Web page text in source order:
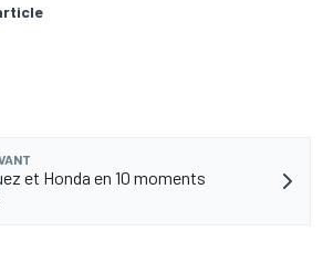
et Honda en 10 moments